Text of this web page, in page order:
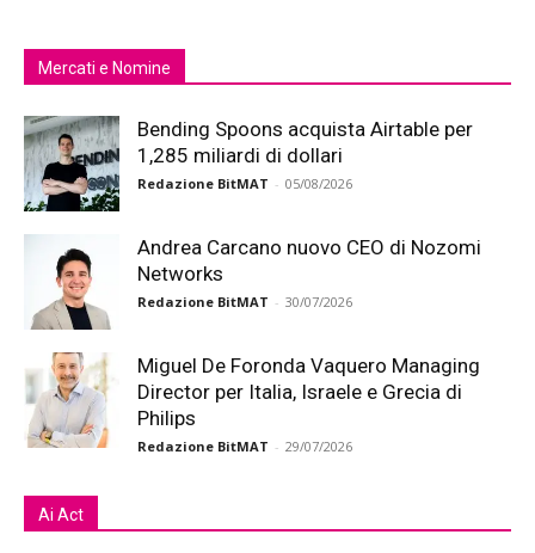
Mercati e Nomine
Bending Spoons acquista Airtable per
1,285 miliardi di dollari
Redazione BitMAT - 05/08/2026
Andrea Carcano nuovo CEO di Nozomi
Networks
Redazione BitMAT - 30/07/2026
Miguel De Foronda Vaquero Managing
Director per Italia, Israele e Grecia di
Philips
Redazione BitMAT - 29/07/2026
Ai Act